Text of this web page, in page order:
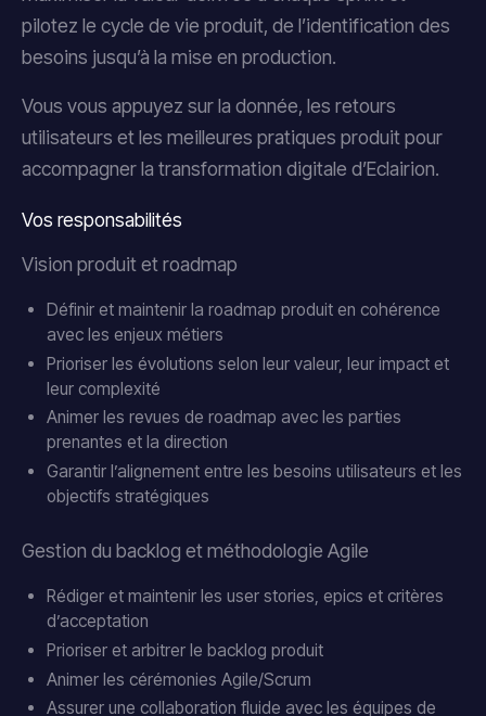
pilotez le cycle de vie produit, de l’identification des
besoins jusqu’à la mise en production.
Vous vous appuyez sur la donnée, les retours
utilisateurs et les meilleures pratiques produit pour
accompagner la transformation digitale d’Eclairion.
Vos responsabilités
Vision produit et roadmap
Définir et maintenir la roadmap produit en cohérence
avec les enjeux métiers
Prioriser les évolutions selon leur valeur, leur impact et
leur complexité
Animer les revues de roadmap avec les parties
prenantes et la direction
Garantir l’alignement entre les besoins utilisateurs et les
objectifs stratégiques
Gestion du backlog et méthodologie Agile
Rédiger et maintenir les user stories, epics et critères
d’acceptation
Prioriser et arbitrer le backlog produit
Animer les cérémonies Agile/Scrum
Assurer une collaboration fluide avec les équipes de